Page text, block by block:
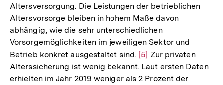
Altersversorgung. Die Leistungen der betrieblichen
Altersvorsorge bleiben in hohem Maße davon
abhängig, wie die sehr unterschiedlichen
Vorsorgemöglichkeiten im jeweiligen Sektor und
Betrieb konkret ausgestaltet sind. Zur
Auflösung
der
[5] Zur privaten
Alterssicherung ist wenig bekannt. Laut ersten Daten
erhielten im Jahr 2019 weniger als 2 Prozent der